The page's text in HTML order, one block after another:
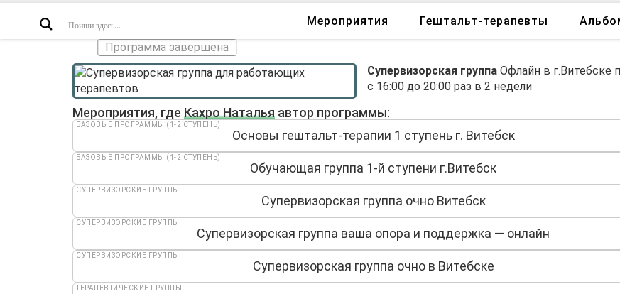
Мероприятия Гештальт-терапевты
Программа завершена
Супервизорская группа Офлайн в г.Витебске
с 16:00 до 20:00 раз в 2 недели
Мероприятия, где Кахро Наталья автор программы:
Основы гештальт-терапии 1 ступень г. Витебск
БАЗОВЫЕ ПРОГРАММЫ (1-2 СТУПЕНЬ)
Обучающая группа 1-й ступени г.Витебск
БАЗОВЫЕ ПРОГРАММЫ (1-2 СТУПЕНЬ)
Супервизорская группа очно Витебск
СУПЕРВИЗОРСКИЕ ГРУППЫ
Супервизорская группа ваша опора и поддержка — онлайн
СУПЕРВИЗОРСКИЕ ГРУППЫ
Супервизорская группа очно в Витебске
СУПЕРВИЗОРСКИЕ ГРУППЫ
ТЕРАПЕВТИЧЕСКИЕ ГРУППЫ